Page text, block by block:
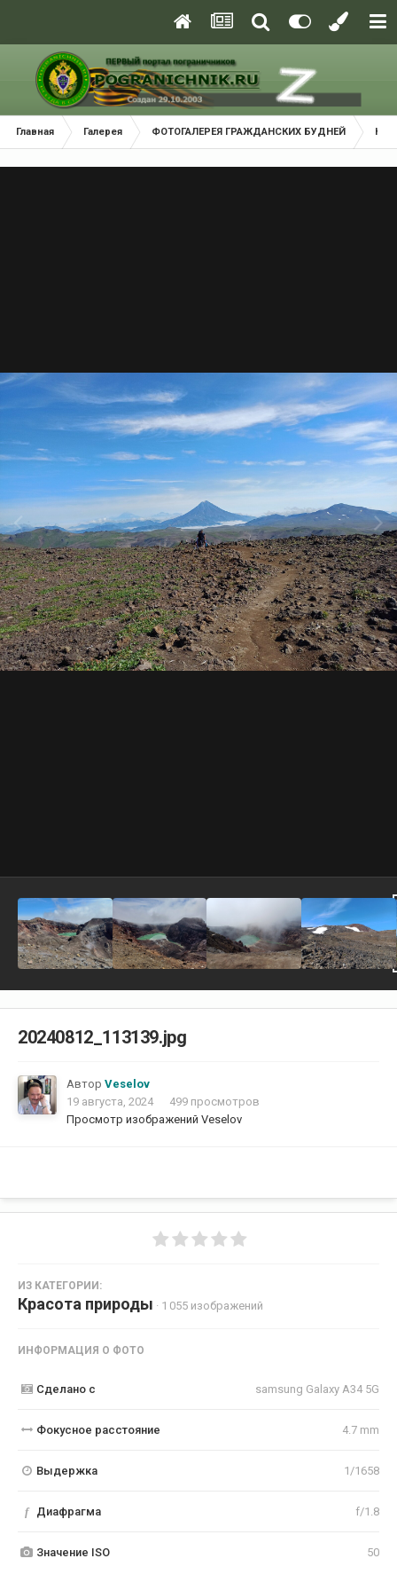
Главная Галерея ФОТОГАЛЕРЕЯ ГРАЖДАНСКИХ БУДНЕЙ
20240812_113139.jpg
Автор Veselov
19 августа, 2024
499 просмотров
Просмотр изображений Veselov
ИЗ КАТЕГОРИИ:
Красота природы · 1 055 изображений
ИНФОРМАЦИЯ О ФОТО
Сделано с samsung Galaxy A34 5G
Фокусное расстояние 4.7 mm
Выдержка 1/1658
f Диафрагма f/1.8
Значение ISO 50